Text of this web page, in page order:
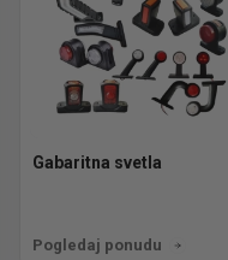
Gabaritna svetla
Pogledaj ponudu